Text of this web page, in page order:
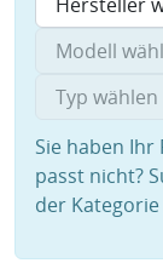
Sie haben
passt nicht?
der Kategorie